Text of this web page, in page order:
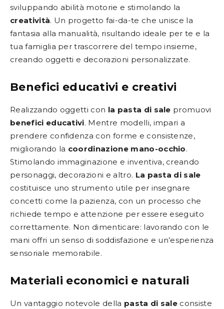
sviluppando abilità motorie e stimolando la
creatività. Un progetto fai-da-te che unisce la
fantasia alla manualità, risultando ideale per te e la
tua famiglia per trascorrere del tempo insieme,
creando oggetti e decorazioni personalizzate.
Benefici educativi e creativi
Realizzando oggetti con la pasta di sale promuovi
benefici educativi. Mentre modelli, impari a
prendere confidenza con forme e consistenze,
migliorando la coordinazione mano-occhio.
Stimolando immaginazione e inventiva, creando
personaggi, decorazioni e altro. La pasta di sale
costituisce uno strumento utile per insegnare
concetti come la pazienza, con un processo che
richiede tempo e attenzione per essere eseguito
correttamente. Non dimenticare: lavorando con le
mani offri un senso di soddisfazione e un’esperienza
sensoriale memorabile.
Materiali economici e naturali
Un vantaggio notevole della pasta di sale consiste